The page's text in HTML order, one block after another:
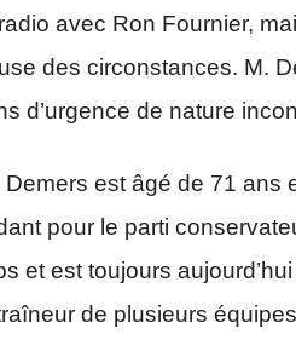
avec Ron Fournier,
des circonstances. M.
d’urgence de nature
est âgé de 71 ans
pour le parti
et est toujours
de plusieurs